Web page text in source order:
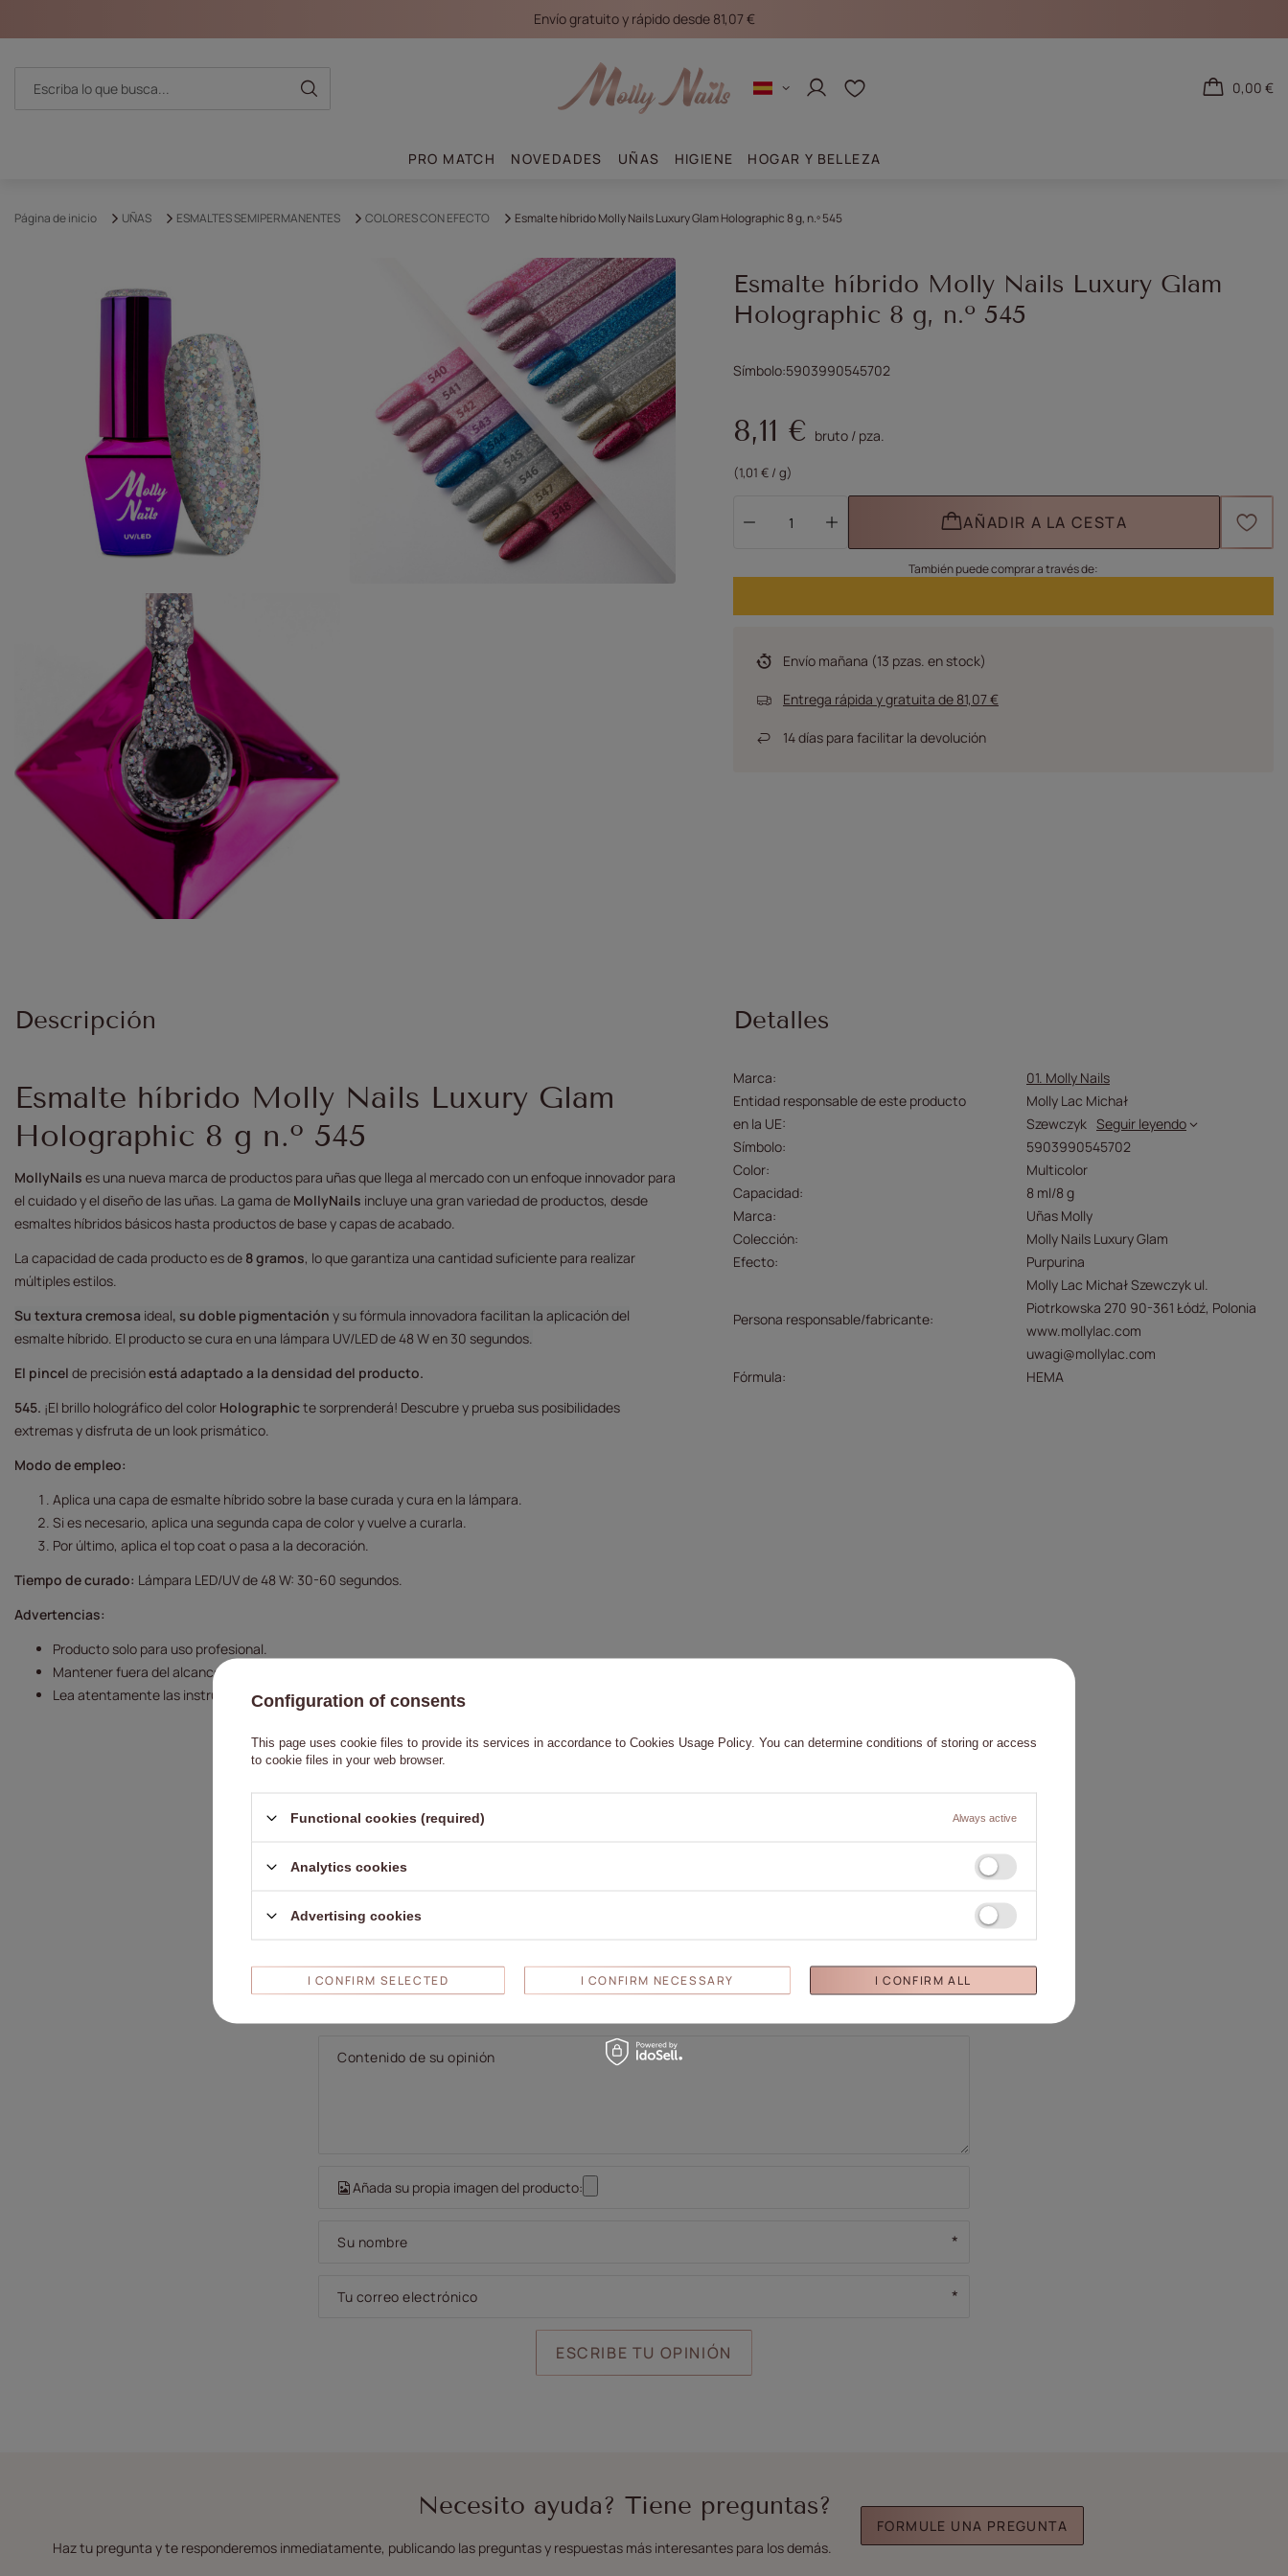
Envío gratuito y rápido desde 81,07 €
ConectarseListas de la compra
0,00 €
PRO MATCH NOVEDADES UÑAS HIGIENE HOGAR Y BELLEZA
Página de inicio UÑAS ESMALTES SEMIPERMANENTES COLORES CON EFECTO Esmalte híbrido Molly Nails Luxury Glam Holographic 8 g, n.º 545
Esmalte híbrido Molly Nails Luxury Glam
Holographic 8 g, n.º 545
Símbolo 5903990545702
8,11 € bruto / pza.
(1,01 € / g)
AÑADIR A LA CESTA
También puede comprar a través de:
Envío mañana (13 pzas. en stock)
Entrega rápida y gratuita de 81,07 €
14días para facilitar la devolución
Descripción
Esmalte híbrido Molly Nails Luxury Glam
Holographic 8 g n.º 545
MollyNails es una nueva marca de productos para uñas que llega al mercado con un enfoque innovador para
el cuidado y el diseño de las uñas. La gama de MollyNails incluye una gran variedad de productos, desde
esmaltes híbridos básicos hasta productos de base y capas de acabado.
La capacidad de cada producto es de 8 gramos, lo que garantiza una cantidad suficiente para realizar
múltiples estilos.
Su textura cremosa ideal, su doble pigmentación y su fórmula innovadora facilitan la aplicación del
esmalte híbrido. El producto se cura en una lámpara UV/LED de 48 W en 30 segundos.
El pincel de precisiónestá adaptado a la densidad del producto.
545. ¡El brillo holográfico del color Holographicte sorprenderá! Descubre y prueba sus posibilidades
extremas y disfruta de un look prismático.
Modo de empleo:
Aplica una capa de esmalte híbrido sobre la base curada y cura en la lámpara.
Si es necesario, aplica una segunda capa de color y vuelve a curarla.
Por último, aplica el top coat o pasa a la decoración.
Tiempo de curado: Lámpara LED/UV de 48 W: 30-60 segundos.
Advertencias:
Producto solo para uso profesional.
Mantener fuera del alcance de los niños.
Lea atentamente las instrucciones de uso.
Detalles
Marca
01. Molly Nails
Entidad responsable de este producto
en la UE
Molly Lac Michał
Szewczyk Seguir leyendo
Símbolo
5903990545702
Color
Multicolor
Capacidad
8 ml/8 g
Marca
Uñas Molly
Colección
Molly Nails Luxury Glam
Efecto
Purpurina
Persona responsable/fabricante
Molly Lac Michał Szewczyk ul.
Piotrkowska 270 90-361 Łódź, Polonia
www.mollylac.com
uwagi@mollylac.com
Fórmula
HEMA
Contenido de su opinión
Añada su propia imagen del producto:
Su nombre
Tu correo electrónico
ESCRIBE TU OPINIÓN
Necesito ayuda? Tiene preguntas?
Haz tu pregunta y te responderemos inmediatamente, publicando las preguntas y respuestas más interesantes para los demás.
FORMULE UNA PREGUNTA
Configuration of consents
This page uses cookie files to provide its services in accordance to Cookies Usage Policy. You can determine conditions of storing or access
to cookie files in your web browser.
Functional cookies (required) Always active
Analytics cookies
Advertising cookies
I CONFIRM SELECTED I CONFIRM NECESSARY I CONFIRM ALL